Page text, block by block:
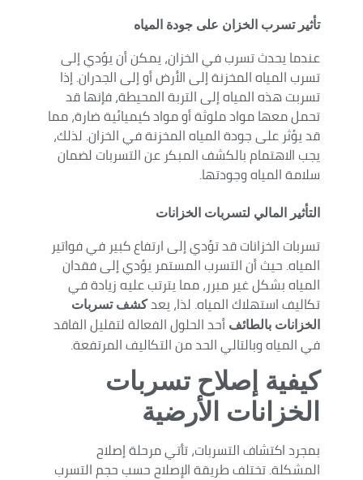
تأثيرتسرب الخزان على جودة المياه
عندما يحدث تسرب في الخزان، يمكن أن يؤدي إلى
تسرب المياه المخزنة إلى الأرض أو إلى الجدران. إذا
تسربت هذه المياه إلى التربة المحيطة، فإنها قد
تحمل معها مواد ملوثة أو مواد كيميائية ضارة، مما
قد يؤثر على جودة المياه المخزنة في الخزان. لذلك،
يجب الاهتمام بالكشف المبكر عن التسربات لضمان
سلامة المياه وجودتها.
التأثير المالي لتسربات الخزانات
تسربات الخزانات قد تؤدي إلى ارتفاع كبير في فواتير
المياه. حيث أن التسرب المستمر يؤدي إلى فقدان
المياه بشكل غير مبرر، مما يترتب عليه زيادة في
تكاليف استهلاك المياه. لذا، يعدكشف تسربات
الخزانات بالطائف أحد الحلول الفعالة لتقليل الفاقد
في المياه وبالتالي الحد من التكاليف المرتفعة.
كيفية إصلاح تسربات
الخزانات الأرضية
بمجرد اكتشاف التسربات، تأتي مرحلة إصلاح
المشكلة. تختلف طريقة الإصلاح حسب حجم التسرب